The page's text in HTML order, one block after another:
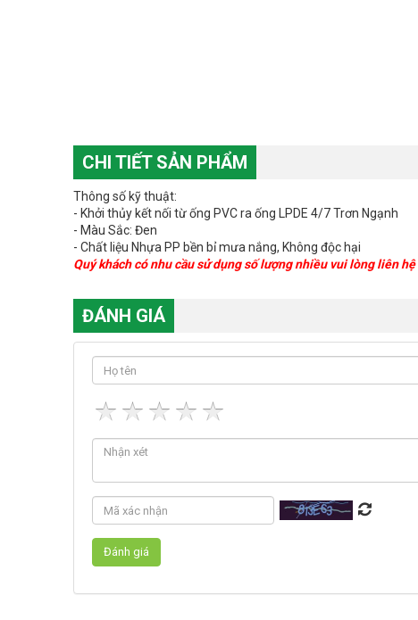
CHI TIẾT SẢN PHẨM
Thông số kỹ thuật:
- Khởi thủy kết nối từ ống PVC ra ống LPDE 4/7 Trơn Ngạnh
- Màu Sắc: Đen
- Chất liệu Nhựa PP bền bỉ mưa nắng, Không độc hại
Quý khách có nhu cầu sử dụng số lượng nhiều vui lòng liên hệ
ĐÁNH GIÁ